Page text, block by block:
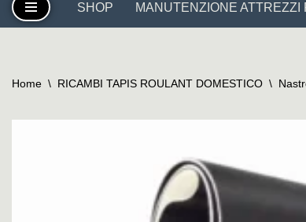
SHOP MANUTENZIONE ATTREZZI
Home \ RICAMBI TAPIS ROULANT DOMESTICO \